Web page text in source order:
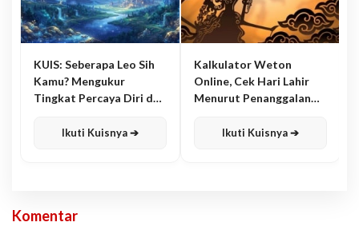
KUIS: Seberapa Leo Sih
Kamu? Mengukur
Tingkat Percaya Diri dan
Ikuti Kuisnya ➔
Kalkulator Weton
Online, Cek Hari Lahir
Menurut Penanggalan
Ikuti Kuisnya ➔
Komentar